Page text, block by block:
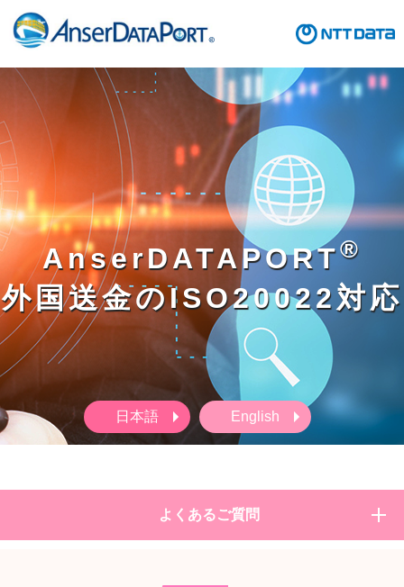
AnserDATAPORT®
外国送金のISO20022対応
日本語 English
よくあるご質問